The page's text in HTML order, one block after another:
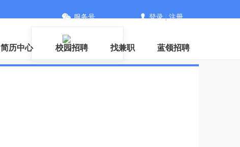
服务号 登录|注册
简历中心 校园招聘 找兼职 蓝领招聘